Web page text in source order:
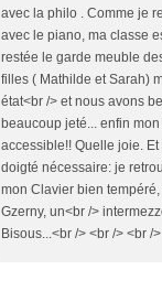
avec la philo . Comme je
avec le piano, ma classe
restée le garde meuble
filles ( Mathilde et Sarah)
état<br /> et nous avons
beaucoup jeté... enfin
accessible!! Quelle joie. Et
doigté nécessaire: je
mon Clavier bien
Gzerny, un<br />
Bisous...<br /> <br /> <br /